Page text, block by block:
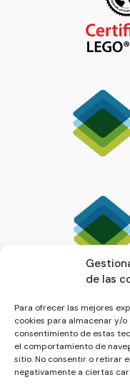
de las
Para ofrecer las mejores
cookies para almacenar y/
consentimiento de estas
el comportamiento de
sitio. No consentir o retirar
negativamente a ciertas